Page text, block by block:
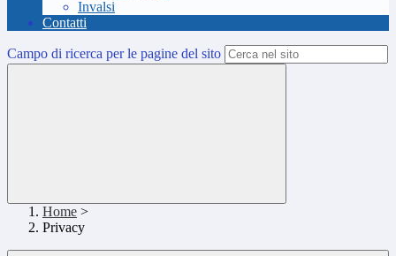
Invalsi
Contatti
Campo di ricerca per le pagine del sito
Home >
Privacy